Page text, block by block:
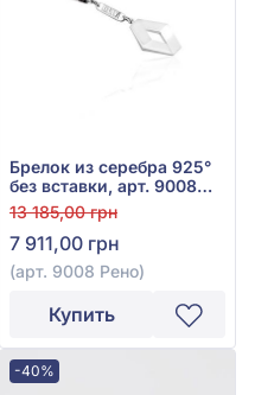
Брелок из серебра 925°
без вставки, арт. 9008
Рено
13 185,00 грн
7 911,00 грн
(арт. 9008 Рено)
Купить
-40%